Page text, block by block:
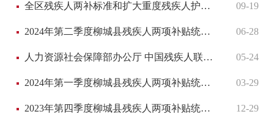
全区残疾人两补标准和扩大重度残疾人护理补贴对象范围有关问题的通知（桂民发【2018】53号 09-19
2024年第二季度柳城县残疾人两项补贴统计表 06-28
人力资源社会保障部办公厅 中国残疾人联合会办公厅关于加强就业服务促进残疾人就业有关事项的通知 05-24
2024年第一季度柳城县残疾人两项补贴统计表 03-29
2023年第四季度柳城县残疾人两项补贴统计表 12-29